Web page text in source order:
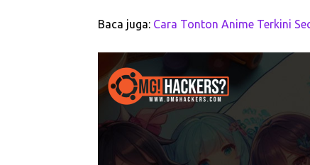
Baca juga: Cara Tonton Anime Terkini